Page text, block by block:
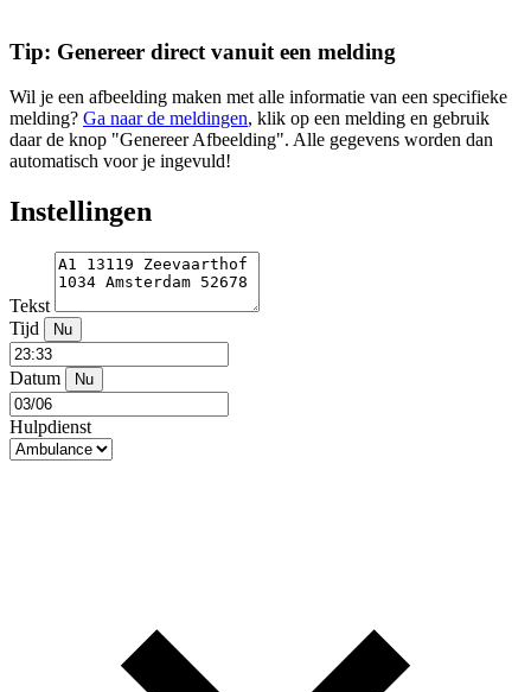
Tip: Genereer direct vanuit een melding
Wil je een afbeelding maken met alle informatie van een specifieke
melding? Ga naar de meldingen, klik op een melding en gebruik
daar de knop "Genereer Afbeelding". Alle gegevens worden dan
automatisch voor je ingevuld!
Instellingen
Tekst
Tijd
Nu
Datum Nu
Hulpdienst